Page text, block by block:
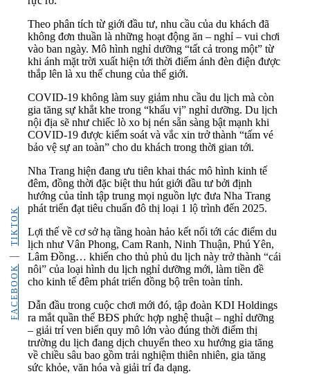
FACEBOOK
TIKTOK
Theo phân tích từ giới đầu tư, nhu cầu của du khách đã
không đơn thuần là những hoạt động ăn – nghỉ – vui chơi
vào ban ngày. Mô hình nghỉ dưỡng “tất cả trong một” từ
khi ánh mặt trời xuất hiện tới thời điểm ánh đèn điện được
thắp lên là xu thế chung của thế giới.
COVID-19 không làm suy giảm nhu cầu du lịch mà còn
gia tăng sự khắt khe trong “khẩu vị” nghỉ dưỡng. Du lịch
nội địa sẽ như chiếc lò xo bị nén sẵn sàng bật mạnh khi
COVID-19 được kiểm soát và vắc xin trở thành “tấm vé
bảo vệ sự an toàn” cho du khách trong thời gian tới.
Nha Trang hiện đang ưu tiên khai thác mô hình kinh tế
đêm, đồng thời đặc biệt thu hút giới đầu tư bởi định
hướng của tỉnh tập trung mọi nguồn lực đưa Nha Trang
phát triển đạt tiêu chuẩn đô thị loại 1 lộ trình đến 2025.
Lợi thế về cơ sở hạ tầng hoàn hảo kết nối tới các điểm du
lịch như Vân Phong, Cam Ranh, Ninh Thuận, Phú Yên,
Lâm Đồng… khiến cho thủ phủ du lịch này trở thành “cái
nôi” của loại hình du lịch nghỉ dưỡng mới, làm tiền đề
cho kinh tế đêm phát triển đồng bộ trên toàn tỉnh.
Dẫn đầu trong cuộc chơi mới đó, tập đoàn KDI Holdings
ra mắt quần thể BĐS phức hợp nghệ thuật – nghỉ dưỡng
– giải trí ven biển quy mô lớn vào đúng thời điểm thị
trường du lịch đang dịch chuyển theo xu hướng gia tăng
về chiều sâu bao gồm trải nghiệm thiên nhiên, gia tăng
sức khỏe, văn hóa và giải trí đa dạng.